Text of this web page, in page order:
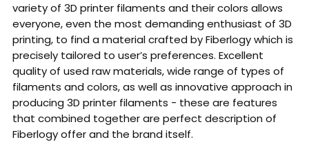
variety of 3D printer filaments and their colors allows
everyone, even the most demanding enthusiast of 3D
printing, to find a material crafted by Fiberlogy which is
precisely tailored to user’s preferences. Excellent
quality of used raw materials, wide range of types of
filaments and colors, as well as innovative approach in
producing 3D printer filaments - these are features
that combined together are perfect description of
Fiberlogy offer and the brand itself.